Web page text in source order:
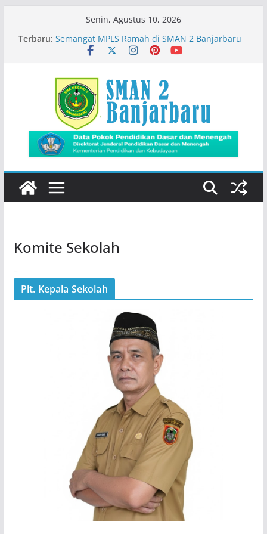
Senin, Agustus 10, 2026
Terbaru: Semangat MPLS Ramah di SMAN 2 Banjarbaru
Kemeriahan Road Tour DBL 2026
Siswa SMADA Belajar Seru Bareng Dosen Biologi
FMIPA ULM
Komite Sekolah
–
Plt. Kepala Sekolah